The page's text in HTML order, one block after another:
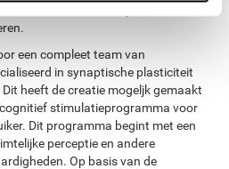
een compleet team van
in synaptische plasticiteit
heeft de creatie mogeljk gemaakt
cognitief stimulatieprogramma voor
Dit programma begint met een
perceptie en andere
Op basis van de